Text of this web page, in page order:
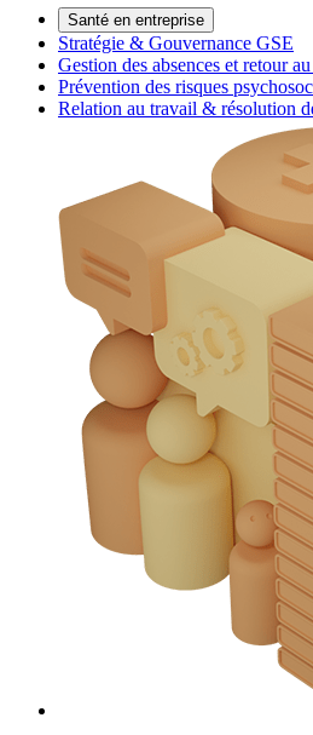
Santé en entreprise
Stratégie & Gouvernance GSE
Gestion des absences et retour
Prévention des risques
Relation au travail & résolution